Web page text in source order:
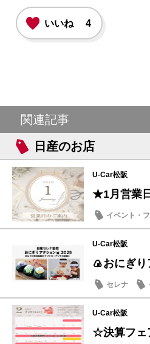
いいね 4
関連記事
日産のお店
U-Car松阪
★1月営業
イベント・
U-Car松阪
🍙おにぎ
セレナ
U-Car松阪
☆決算フ